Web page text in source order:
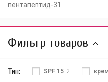
пентапептид-31.
Фильтр товаров
Тип: SPF 15 2 крем